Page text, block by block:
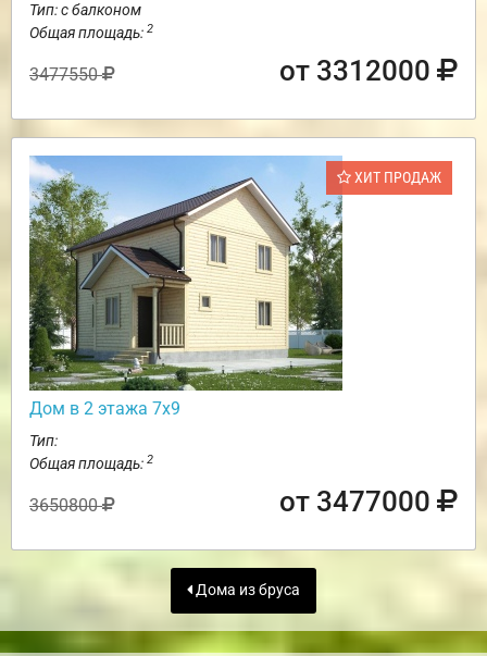
Тип: с балконом
Общая площадь: 2
3477550 от 3312000
ХИТ ПРОДАЖ
Дом в 2 этажа 7х9
Тип:
Общая площадь: 2
3650800 от 3477000
Дома из бруса